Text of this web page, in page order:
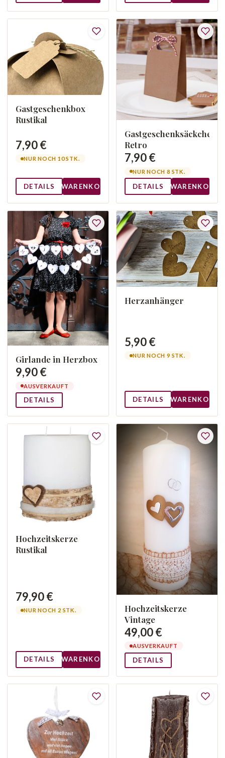
Gastgeschenkbox
Rustikal
7,90 €
NUR NOCH 10 STK.
DETAILS WARENKORB
Gastgeschenksäckchen
Retro
7,90 €
NUR NOCH 8 STK.
DETAILS WARENKORB
Girlande in Herzbox
9,90 €
AUSVERKAUFT
DETAILS
Herzanhänger
5,90 €
NUR NOCH 9 STK.
DETAILS WARENKORB
Hochzeitskerze
Rustikal
79,90 €
NUR NOCH 2 STK.
DETAILS WARENKORB
Hochzeitskerze
Vintage
49,00 €
AUSVERKAUFT
DETAILS